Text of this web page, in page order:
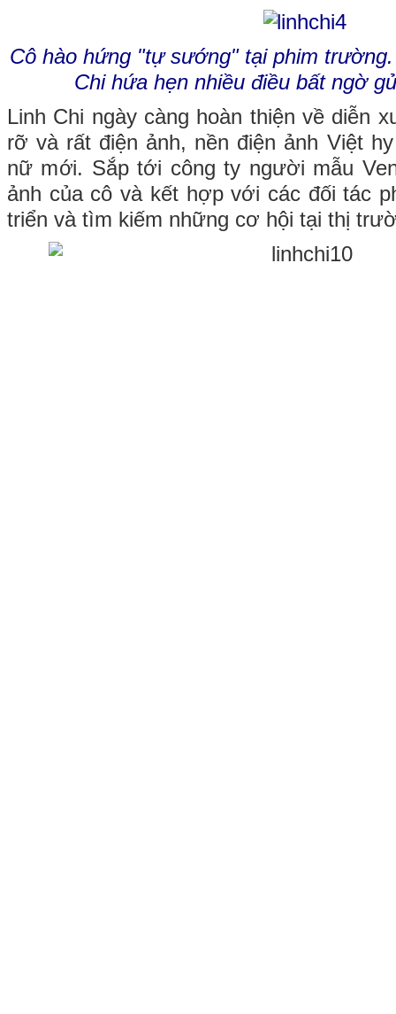
Cô hào hứng "tự sướng" tại phim
Chi hứa hẹn nhiều điều bất ngờ
Linh Chi ngày càng hoàn thiện về diễn
rỡ và rất điện ảnh, nền điện ảnh Việt
nữ mới. Sắp tới công ty người mẫu
ảnh của cô và kết hợp với các đối tác
triển và tìm kiếm những cơ hội tại thị